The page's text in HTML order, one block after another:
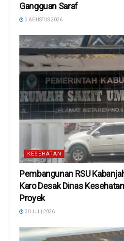
Gangguan Saraf
3 AGUSTUS 2026
KESEHATAN
Pembangunan RSU
Karo Desak Dinas
Proyek
30 JULI 2026